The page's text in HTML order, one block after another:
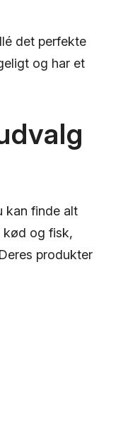
det perfekte
og har et
kan finde alt
kød og fisk,
produkter